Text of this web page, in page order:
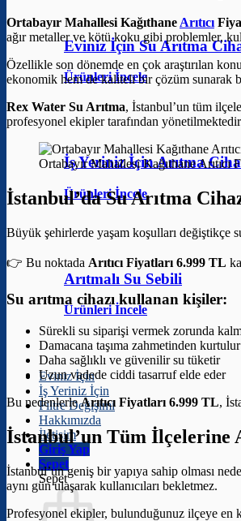
Eviniz İçin Su Arıtma
Ürünleri İncele
İş Yeriniz İçin Arıtma
Ürünleri İncele
Arıtmalı Su Sebili
Ürünleri İncele
Eviniz İçin
İş Yeriniz İçin
Filtre Değişimi
Hakkımızda
İletişim
Giriş Yap
Sepet
Sepet
Ortabayır Mahallesi KağıthaneArıtıcı
ağır metaller ve kötü koku gibi problemler,
Özellikle son dönemde en çok araştırılan
ekonomik hem de kaliteli bir çözüm sunarak
Rex Water Su Arıtma, İstanbul’un tüm
profesyonel ekipler tarafından
Ortabayır Mahallesi Kağıthane Arıtıcı
İstanbul’da Su Arıtma
Büyük şehirlerde yaşam koşulları değiştikçe
👉 Bu noktada Arıtıcı Fiyatları 6.999 TL
Su arıtma cihazı kullanan kişiler:
Sürekli su siparişi vermek zorunda
Damacana taşıma zahmetinden kurtulur
Daha sağlıklı ve güvenilir su tüketir
Uzun vadede ciddi tasarruf elde eder
Bu nedenlerleArıtıcı Fiyatları 6.999 TL,
İstanbul’un Tüm İlçelerine
İstanbul’un geniş bir yapıya sahip olması
aynı gün ulaşarak kullanıcıları bekletmez.
Profesyonel ekipler, bulunduğunuz ilçeye en